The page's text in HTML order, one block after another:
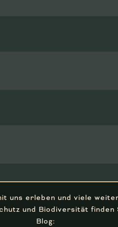
uns erleben und viele
und Biodiversität finden
Blog: